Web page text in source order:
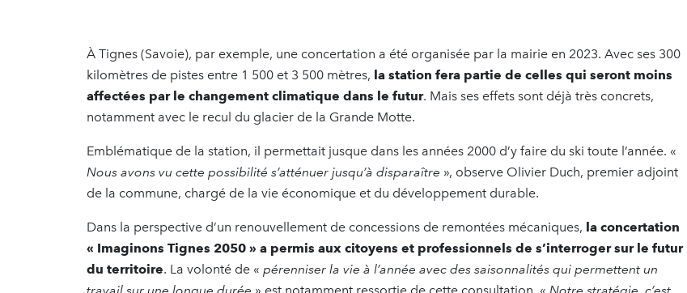
À Tignes (Savoie), par exemple, une concertation a été organisée par la mairie en 2023. Avec ses 300
kilomètres de pistes entre 1 500 et 3 500 mètres, la station fera partie de celles qui seront moins
affectées par le changement climatique dans le futur. Mais ses effets sont déjà très concrets,
notamment avec le recul du glacier de la Grande Motte.
Emblématique de la station, il permettait jusque dans les années 2000 d’y faire du ski toute l’année. «
Nous avons vu cette possibilité s’atténuer jusqu’à disparaître », observe Olivier Duch, premier adjoint
de la commune, chargé de la vie économique et du développement durable.
Dans la perspective d’un renouvellement de concessions de remontées mécaniques, la concertation
« Imaginons Tignes 2050 » a permis aux citoyens et professionnels de s’interroger sur le futur
du territoire. La volonté de « pérenniser la vie à l’année avec des saisonnalités qui permettent un
travail sur une longue durée » est notamment ressortie de cette consultation. « Notre stratégie, c’est